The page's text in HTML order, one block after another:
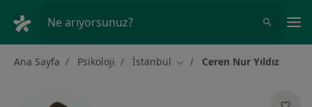
Ne arıyorsunuz?
Ana Sayfa Psikoloji İstanbul Şehir değiştir
Ceren Nur Yıldız